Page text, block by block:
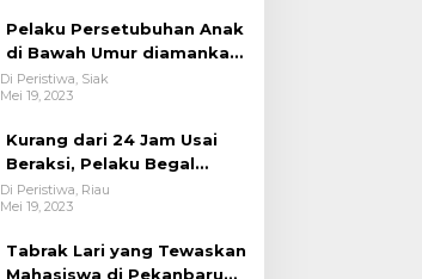
Pelaku Persetubuhan Anak
di Bawah Umur diamankan
oleh tim Opsnal Polsek
Tualang-Polres Siak-Polda
Di Peristiwa, Siak
Mei 19, 2023
Kurang dari 24 Jam Usai
Beraksi, Pelaku Begal
Berhasil Di Bekuk
Satreskrim Polres
Di Peristiwa, Riau
Mei 19, 2023
Tabrak Lari yang Tewaskan
Mahasiswa di Pekanbaru